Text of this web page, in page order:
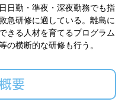
日勤・準夜・深夜勤務でも指
急研修に適している。離島に
きる人材を育てるプログラム
の横断的な研修も行う。
要